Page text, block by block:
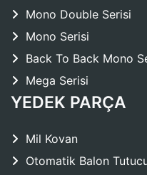
Mono Double Serisi
Mono Serisi
Back To Back Mono
Mega Serisi
YEDEK PARÇA
Mil Kovan
Otomatik Balon